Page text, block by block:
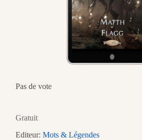
Pas de vote
Gratuit
Editeur: Mots & Légendes